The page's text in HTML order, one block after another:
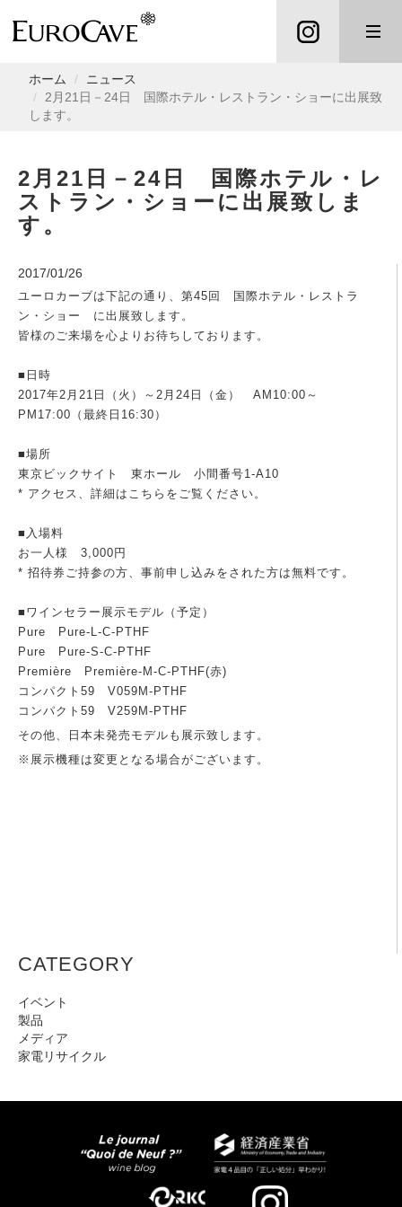
ホーム
ニュース
2月21日－24日 国際ホテル・レストラン・ショーに出展致
します。
2月21日－24日 国際ホテル・レ
ストラン・ショーに出展致しま
す。
2017/01/26
ユーロカーブは下記の通り、 第45回 国際ホテル・レストラ
ン・ショー
に出展致します。
皆様のご来場を心よりお待ちしております。
■日時
2017年2月21日（火）～2月24日（金） AM10:00～
PM17:00（最終日16:30）
■場所
東京ビックサイト 東ホール 小間番号1-A10
* アクセス、詳細は こちら をご覧ください。
■入場料
お一人様 3,000円
* 招待券ご持参の方、 事前申し込みをされた方は無料です。
■ワインセラー展示モデル（予定）
Pure Pure-L-C-PTHF
Pure Pure-S-C-PTHF
Première Première-M-C-PTHF(赤)
コンパクト59 V059M-PTHF
コンパクト59 V259M-PTHF
その他、日本未発売モデルも展示致します。
※展示機種は変更となる場合がございます。
CATEGORY
イベント
製品
メディア
家電リサイクル